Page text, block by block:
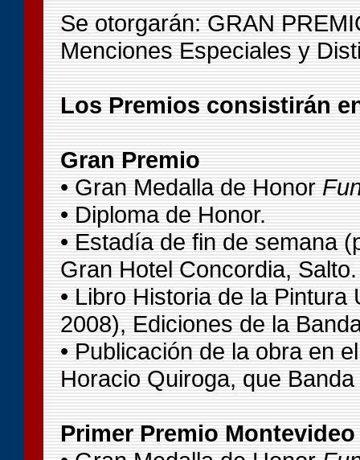
Se otorgarán: GRAN
Menciones Especiales y
Los Premios consistirán
Gran Premio
• Gran Medalla de Honor
• Diploma de Honor.
• Estadía de fin de semana
Gran Hotel Concordia, Salto.
• Libro Historia de la
2008), Ediciones de la
• Publicación de la obra en
Horacio Quiroga, que
Primer Premio Montevideo